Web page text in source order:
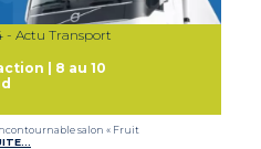
- Actu Transport
| 8 au 10
salon « Fruit